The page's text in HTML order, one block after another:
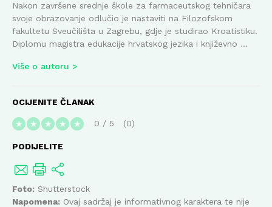
Nakon završene srednje škole za farmaceutskog tehničara
svoje obrazovanje odlučio je nastaviti na Filozofskom
fakultetu Sveučilišta u Zagrebu, gdje je studirao Kroatistiku.
Diplomu magistra edukacije hrvatskog jezika i književno ...
Više o autoru
OCIJENITE ČLANAK
★ ★ ★ ★ ★ 0 / 5 0
PODIJELITE
Foto: Shutterstock
Napomena: Ovaj sadržaj je informativnog karaktera te nije